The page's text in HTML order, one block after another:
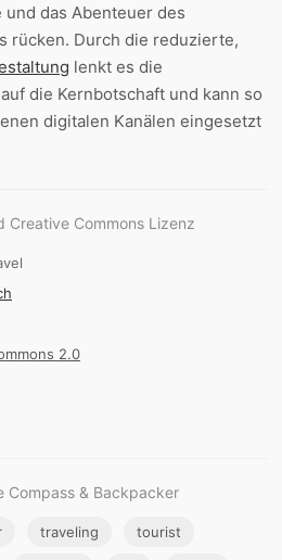
das Abenteuer des
rücken. Durch die reduzierte,
lenkt es die
die Kernbotschaft und kann so
digitalen Kanälen eingesetzt
Creative Commons Lizenz
2.0
Compass & Backpacker
traveling tourist